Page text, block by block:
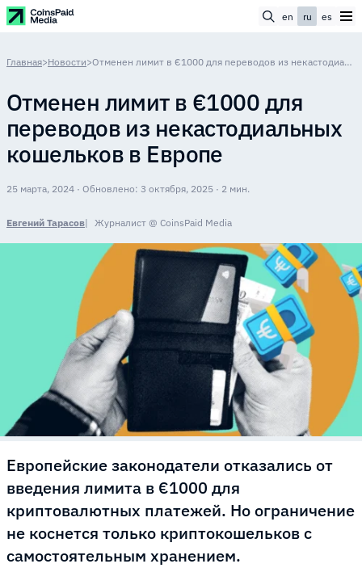
en ru es
Главная>Новости> Отменен лимит в €1000 для переводов из некастодиальных кошельков в Европе
Отменен лимит в €1000 для
переводов из некастодиальных
кошельков в Европе
25 марта, 2024 · Обновлено: 3 октября, 2025 · 2 мин.
Евгений Тарасов Журналист @ CoinsPaid Media
Европейские законодатели отказались от
введения лимита в €1000 для
криптовалютных платежей. Но ограничение
не коснется только криптокошельков с
самостоятельным хранением.